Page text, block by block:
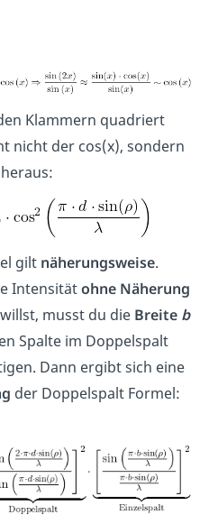
Klammern quadriert
nicht der cos(x), sondern
gilt näherungsweise.
Intensitätohne Näherung
musst du die Breite b
Spalte im Doppelspalt
Dann ergibt sich eine
der Doppelspalt Formel: